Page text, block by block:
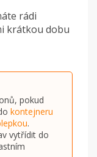
rádi
krátkou dobu
pokud
kontejneru
.
vytřídit do